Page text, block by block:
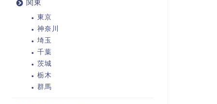
関東
東京
神奈川
埼玉
千葉
茨城
栃木
群馬